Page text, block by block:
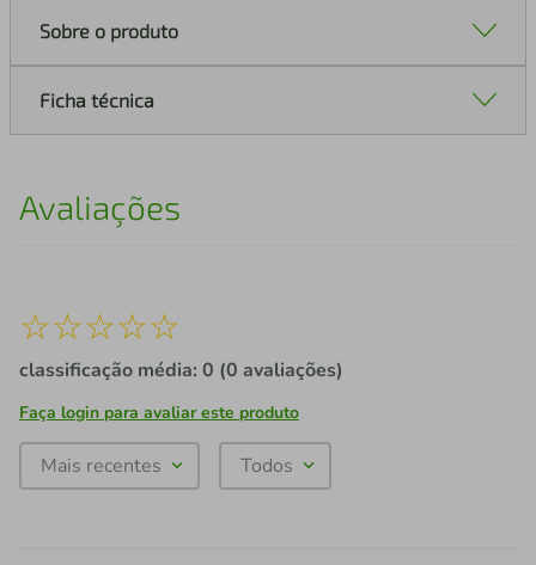
Sobre o produto
Ficha técnica
Avaliações
☆☆☆☆☆
classificação média: 0 (0 avaliações)
Faça login para avaliar este produto
Mais recentes Todos